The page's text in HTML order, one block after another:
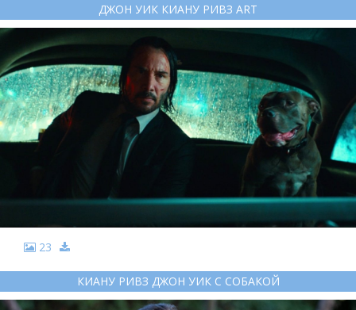
ДЖОН УИК КИАНУ РИВЗ ART
23
КИАНУ РИВЗ ДЖОН УИК С СОБАКОЙ